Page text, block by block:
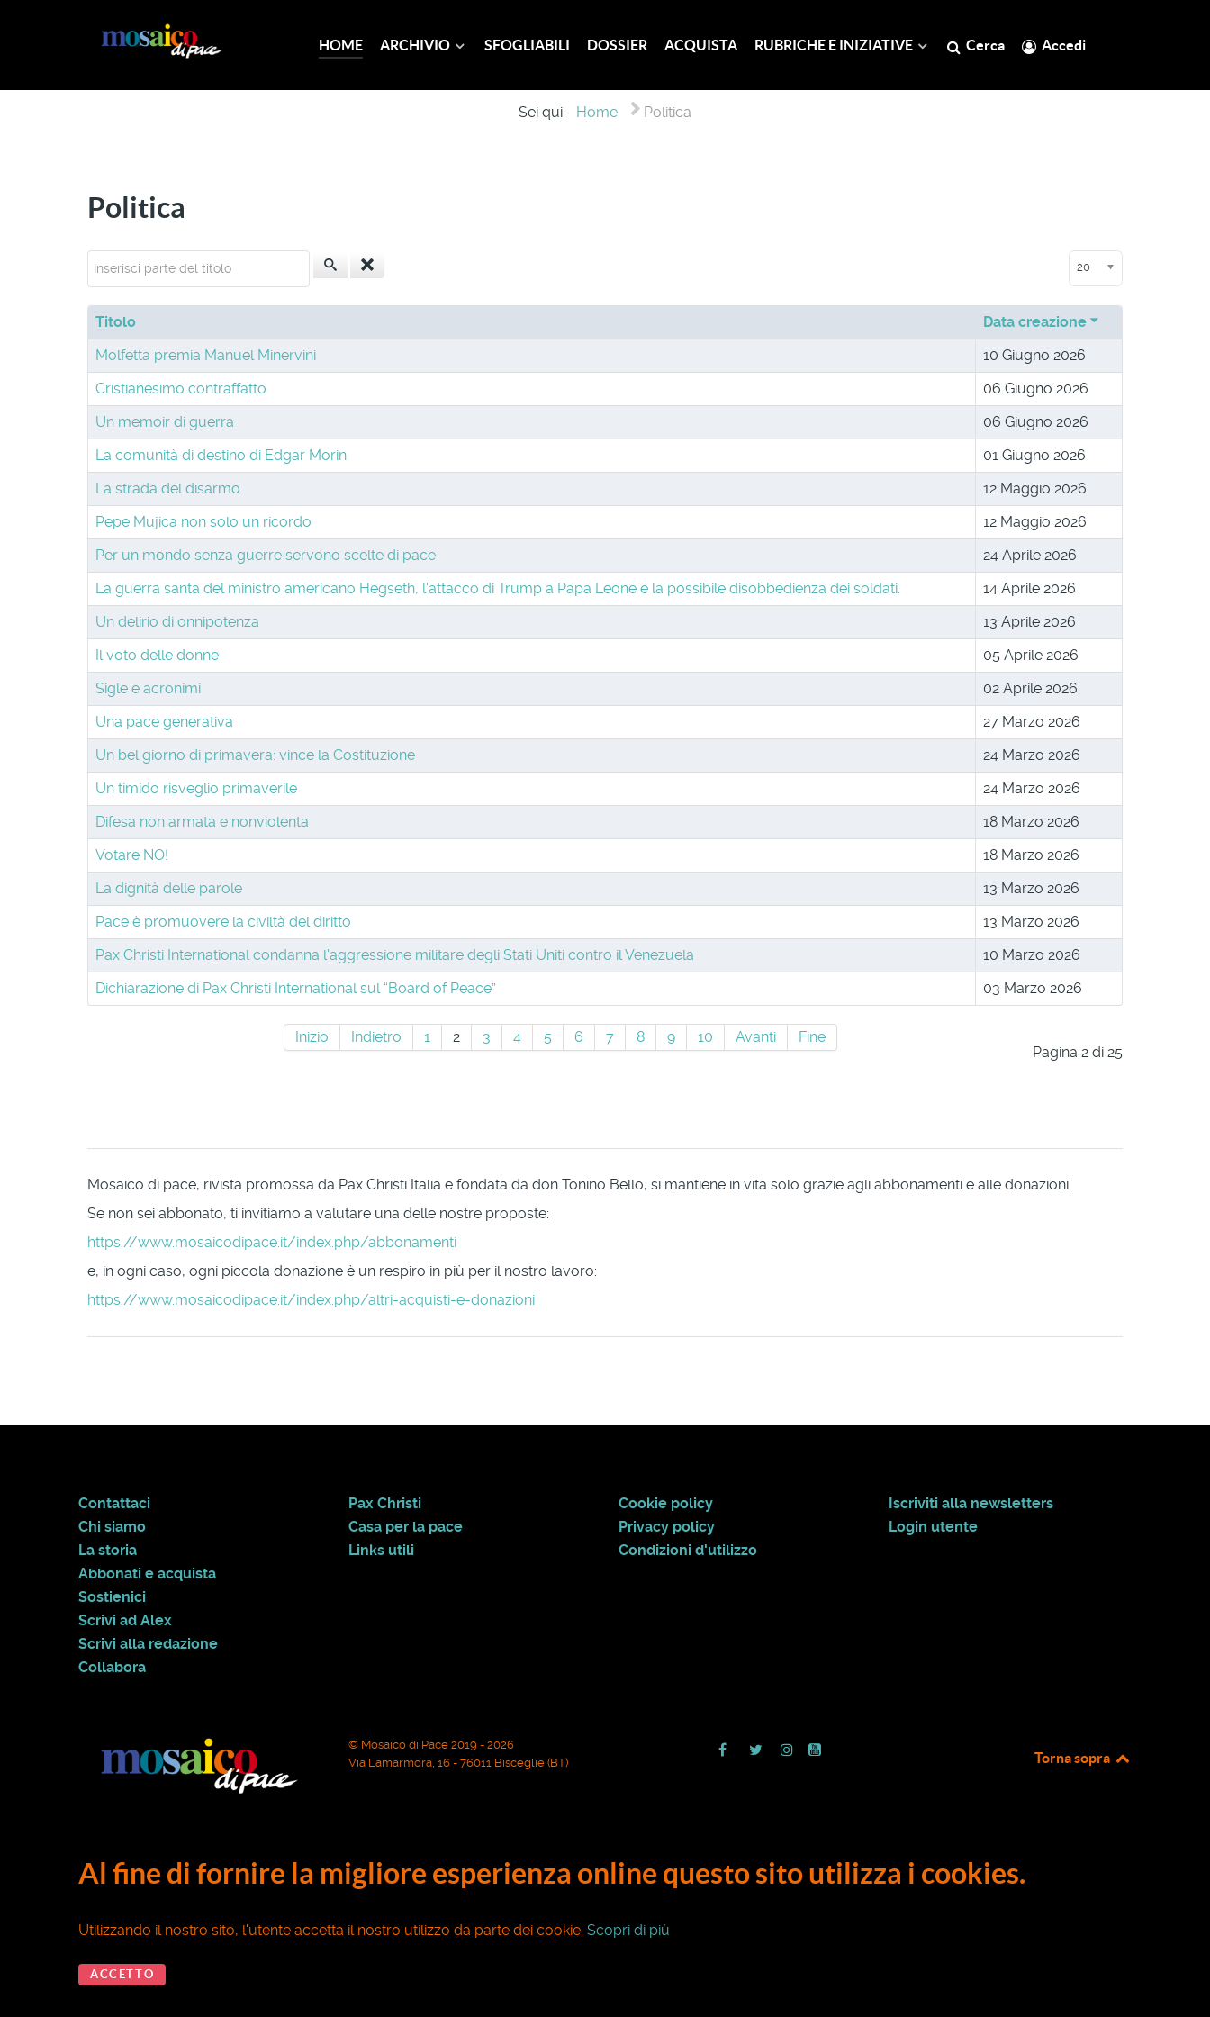
HOME ARCHIVIO SFOGLIABILI DOSSIER ACQUISTA RUBRICHE E INIZIATIVE Cerca Accedi
Sei qui: Home Politica
Politica
Inserisci parte del titolo Visualizza n.
20
Titolo
Data creazione
Molfetta premia Manuel Minervini
10 Giugno 2026
Cristianesimo contraffatto
06 Giugno 2026
Un memoir di guerra
06 Giugno 2026
La comunità di destino di Edgar Morin
01 Giugno 2026
La strada del disarmo
12 Maggio 2026
Pepe Mujica non solo un ricordo
12 Maggio 2026
Per un mondo senza guerre servono scelte di pace
24 Aprile 2026
La guerra santa del ministro americano Hegseth, l'attacco di Trump a Papa Leone e la possibile disobbedienza dei soldati.
14 Aprile 2026
Un delirio di onnipotenza
13 Aprile 2026
Il voto delle donne
05 Aprile 2026
Sigle e acronimi
02 Aprile 2026
Una pace generativa
27 Marzo 2026
Un bel giorno di primavera: vince la Costituzione
24 Marzo 2026
Un timido risveglio primaverile
24 Marzo 2026
Difesa non armata e nonviolenta
18 Marzo 2026
Votare NO!
18 Marzo 2026
La dignità delle parole
13 Marzo 2026
Pace è promuovere la civiltà del diritto
13 Marzo 2026
Pax Christi International condanna l'aggressione militare degli Stati Uniti contro il Venezuela
10 Marzo 2026
Dichiarazione di Pax Christi International sul “Board of Peace”
03 Marzo 2026
Pagina 2 di 25
Inizio Indietro 1 2 3 4 5 6 7 8 9 10 Avanti Fine
Mosaico di pace, rivista promossa da Pax Christi Italia e fondata da don Tonino Bello, si mantiene in vita solo grazie agli abbonamenti e alle donazioni.
Se non sei abbonato, ti invitiamo a valutare una delle nostre proposte:
https://www.mosaicodipace.it/index.php/abbonamenti
e, in ogni caso, ogni piccola donazione è un respiro in più per il nostro lavoro:
https://www.mosaicodipace.it/index.php/altri-acquisti-e-donazioni
Contattaci
Chi siamo
La storia
Abbonati e acquista
Sostienici
Scrivi ad Alex
Scrivi alla redazione
Collabora
Pax Christi
Casa per la pace
Links utili
Cookie policy
Privacy policy
Condizioni d'utilizzo
Iscriviti alla newsletters
Login utente
© Mosaico di Pace 2019 - 2026
Via Lamarmora, 16 - 76011 Bisceglie (BT)
Torna sopra
Al fine di fornire la migliore esperienza online questo sito utilizza i cookies.
Utilizzando il nostro sito, l'utente accetta il nostro utilizzo da parte dei cookie. Scopri di più
ACCETTO